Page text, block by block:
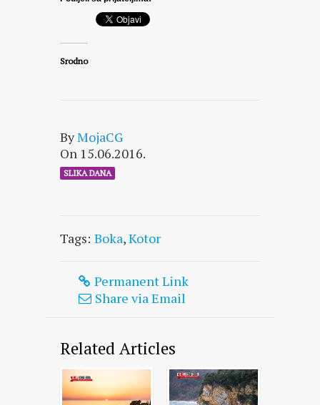
Srodno
ByMojaCG
On 15.06.2016.
SLIKA DANA
Tags: Boka,Kotor
Permanent Link
Share via Email
Related Articles